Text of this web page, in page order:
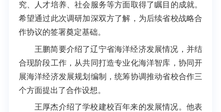
究、人才培养、社会服务等方面取得了瞩目的成就。
希望通过此次调研加深双方了解，为后续省校战略合
作协议的签署奠定基础。
王鹏简要介绍了辽宁省海洋经济发展情况，并结
合现阶段工作，从共同打造专业化海洋智库，协同开
展海洋经济发展规划编制，统筹协调推动省校合作三
个方面提出了合作设想。
王厚杰介绍了学校建校百年来的发展情况。他表